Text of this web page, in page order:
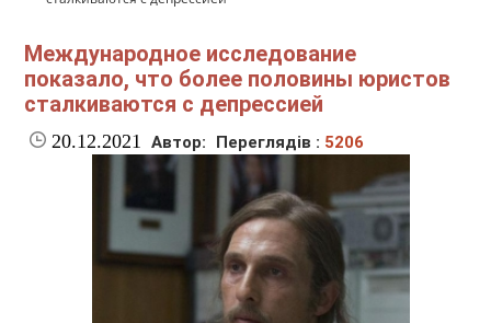
Международное исследование
показало, что более половины юристов
сталкиваются с депрессией
20.12.2021 Автор: Переглядів : 5206